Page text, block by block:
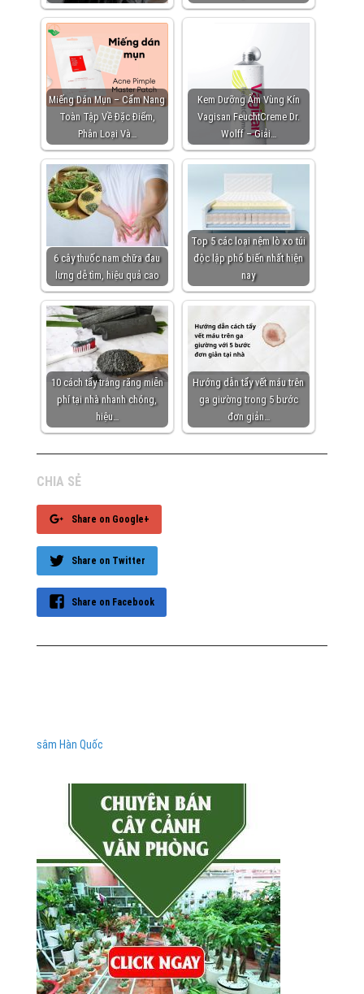
Miếng Dán Mụn – Cẩm Nang
Toàn Tập Về Đặc Điểm,
Phân Loại Và…
Kem Dưỡng Ẩm Vùng Kín
Vagisan FeuchtCreme Dr.
Wolff – Giải…
6 cây thuốc nam chữa đau
lưng dễ tìm, hiệu quả cao
Top 5 các loại nệm lò xo túi
độc lập phổ biến nhất hiện
nay
10 cách tẩy trắng răng miễn
phí tại nhà nhanh chóng,
hiệu…
Hướng dẫn tẩy vết máu trên
ga giường trong 5 bước
đơn giản…
CHIA SẺ
Share on Google+
Share on Twitter
Share on Facebook
sâm Hàn Quốc